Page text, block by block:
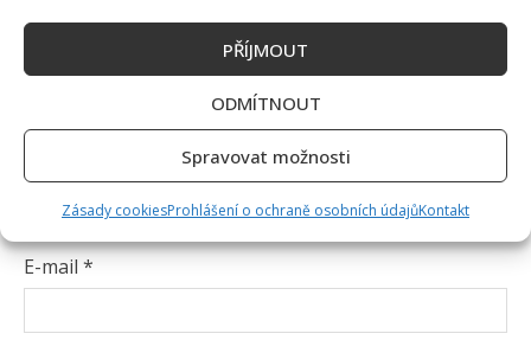
PŘÍJMOUT
ODMÍTNOUT
Spravovat možnosti
Zásady cookiesProhlášení o ochraně osobních údajůKontakt
Jméno
E-mail *